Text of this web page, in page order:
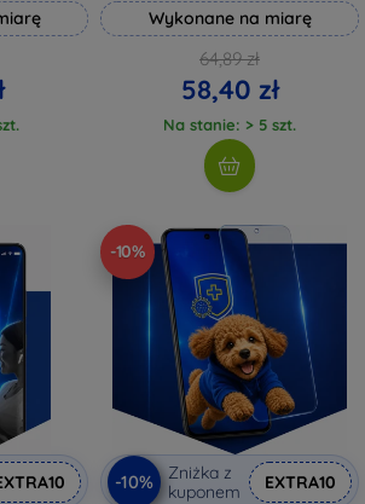
Wykonane na miarę
64,89 zł
58,40 zł
Na stanie: > 5 szt.
-10%
-10%
Zniżka z
kuponem
EXTRA10